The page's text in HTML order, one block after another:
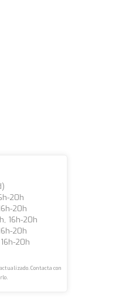
20h
20h
16h-20h
20h
20h
Contacta con